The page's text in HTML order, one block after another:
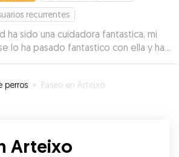
recurrentes
ha sido una cuidadora fantastica, mi
lo ha pasado fantastico con ella y ha
ademas ella ha sido
los perros y que los cuida a las mil
perros » Paseo en Arteixo
Arteixo